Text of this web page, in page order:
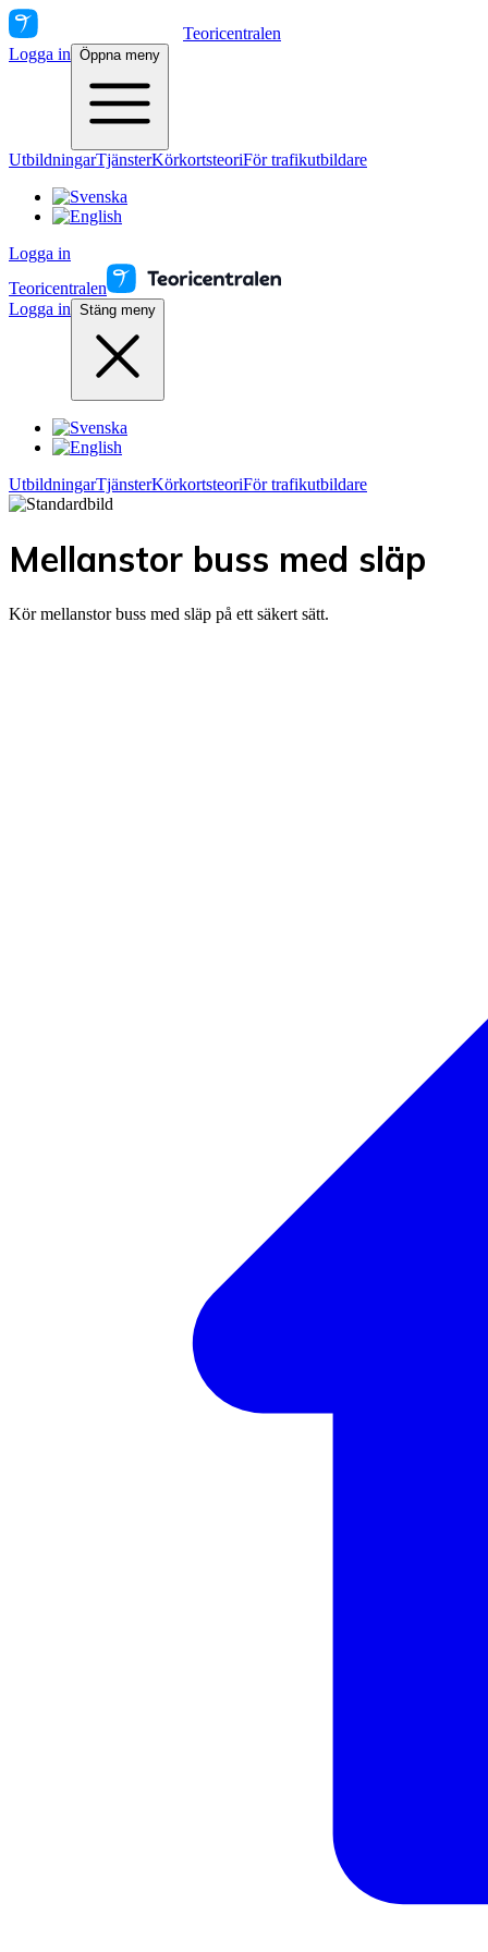
Teoricentralen
Logga in Öppna meny
UtbildningarTjänsterKörkortsteoriFör trafikutbildare
Logga in
Teoricentralen
Logga in Stäng meny
UtbildningarTjänsterKörkortsteoriFör trafikutbildare
Mellanstor buss med släp
Kör mellanstor buss med släp på ett säkert sätt.